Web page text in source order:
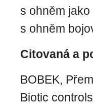
s ohněm
s ohněm
Citovaná a
BOBEK,
Biotic